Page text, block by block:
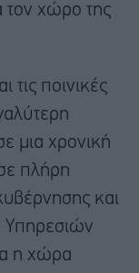
τον χώρο της
τις ποινικές
μια χρονική
πλήρη
και
Υπηρεσιών
η χώρα